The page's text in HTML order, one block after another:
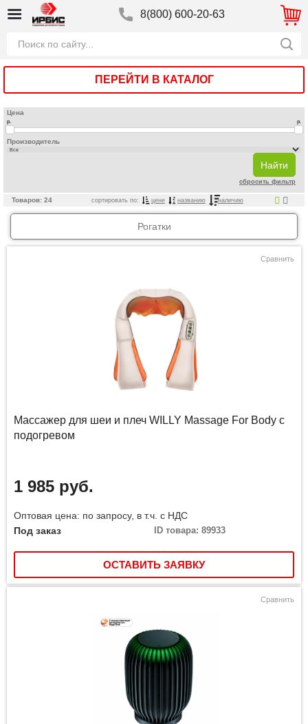
8(800) 600-20-63
ПЕРЕЙТИ В КАТАЛОГ
Цена
р. р.
Производитель
сбросить фильтр
Товаров: 24 сортировать по: цене названию наличию
Рогатки
Сравнить
Массажер для шеи и плеч WILLY Massage For Body с
подогревом
1 985 руб.
Оптовая цена: по запросу, в т.ч. с НДС
Под заказ
ID товара: 89933
ОСТАВИТЬ ЗАЯВКУ
Сравнить